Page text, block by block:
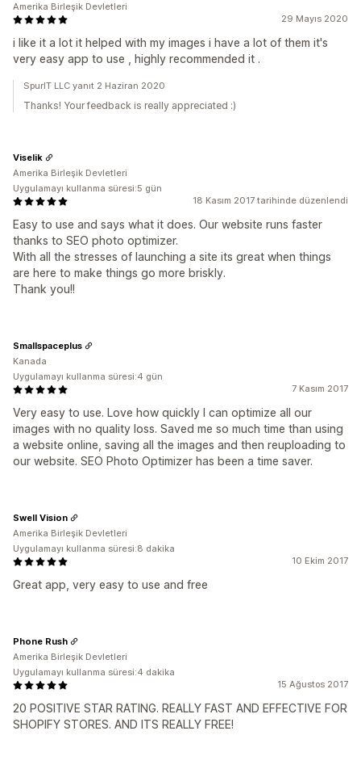
29 Mayıs 2020
i like it a lot it helped with my images i have a lot of them it's
very easy app to use , highly recommended it .
Amerika Birleşik Devletleri
SpurIT LLC yanıt 2 Haziran 2020
Thanks! Your feedback is really appreciated :)
18 Kasım 2017 tarihinde düzenlendi
Easy to use and says what it does. Our website runs faster
thanks to SEO photo optimizer.
With all the stresses of launching a site its great when things
are here to make things go more briskly.
Thank you!!
Viselik
Amerika Birleşik Devletleri
Uygulamayı kullanma süresi:5 gün
7 Kasım 2017
Very easy to use. Love how quickly I can optimize all our
images with no quality loss. Saved me so much time than using
a website online, saving all the images and then reuploading to
our website. SEO Photo Optimizer has been a time saver.
Smallspaceplus
Kanada
Uygulamayı kullanma süresi:4 gün
10 Ekim 2017
Great app, very easy to use and free
Swell Vision
Amerika Birleşik Devletleri
Uygulamayı kullanma süresi:8 dakika
15 Ağustos 2017
20 POSITIVE STAR RATING. REALLY FAST AND EFFECTIVE FOR
SHOPIFY STORES. AND ITS REALLY FREE!
Phone Rush
Amerika Birleşik Devletleri
Uygulamayı kullanma süresi:4 dakika